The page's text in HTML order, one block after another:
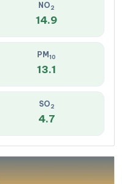
NO2
14.9
PM 10
13.1
SO2
4.7